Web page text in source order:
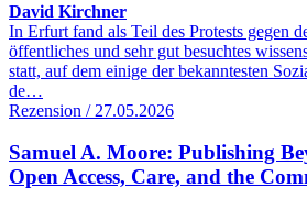
David Kirchner
In Erfurt fand als Teil des Protests gegen
öffentliches und sehr gut besuchtes
statt, auf dem einige der bekanntesten
de…
Rezension / 27.05.2026
Samuel A. Moore: Publishing
Open Access, Care, and the